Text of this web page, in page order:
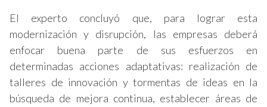
El experto concluyó que, para lograr esta
modernización y disrupción, las empresas deberá
enfocar buena parte de sus esfuerzos en
determinadas acciones adaptativas: realización de
talleres de innovación y tormentas de ideas en la
búsqueda de mejora continua, establecer áreas de